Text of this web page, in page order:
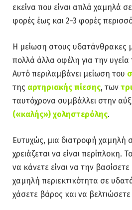
εκείνα που είναι απλά χαμηλά
φορές έως και 2-3 φορές
Η μείωση στους υδατάνθρακες
πολλά άλλα οφέλη για την
Αυτό περιλαμβάνει μείωση του
της αρτηριακής πίεσης, των
ταυτόχρονα συμβάλλει στην
(«καλής») χοληστερόλης.
Ευτυχώς, μια διατροφή χαμηλή
χρειάζεται να είναι περίπλοκη.
να κάνετε είναι να την
χαμηλή περιεκτικότητα σε
χάσετε βάρος και να